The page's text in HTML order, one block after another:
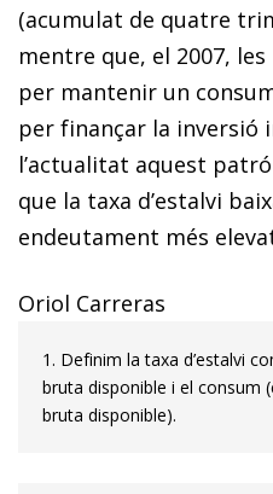
(acumulat de quatre
mentre que, el 2007,
per mantenir un
per finançar la inversió
l’actualitat aquest
que la taxa d’estalvi
endeutament més
Oriol Carreras
1. Definim la taxa d’estalvi
bruta disponible i el consum
bruta disponible).